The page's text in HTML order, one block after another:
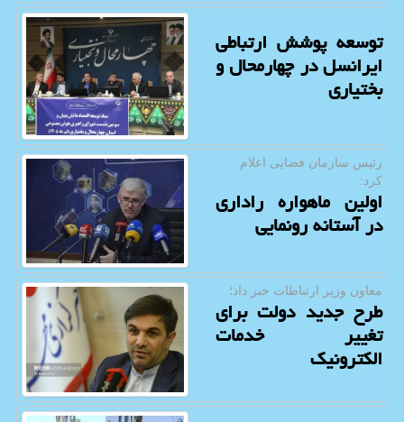
توسعه پوشش ارتباطی
ایرانسل در چهارمحال و
بختیاری
رئیس سازمان فضایی اعلام
كرد:
اولین ماهواره راداری
در آستانه رونمایی
معاون وزیر ارتباطات خبر داد؛
طرح جدید دولت برای
تغییر خدمات
الکترونیک